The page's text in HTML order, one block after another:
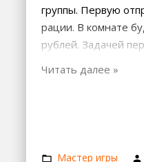
группы. Первую
рации. В комнате
рублей. Задачей
последовательности.
Мастер игры